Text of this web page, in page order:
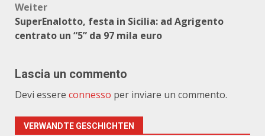
Weiter
SuperEnalotto, festa in Sicilia: ad Agrigento
centrato un “5” da 97 mila euro
Lascia un commento
Devi essere connesso per inviare un commento.
VERWANDTE GESCHICHTEN